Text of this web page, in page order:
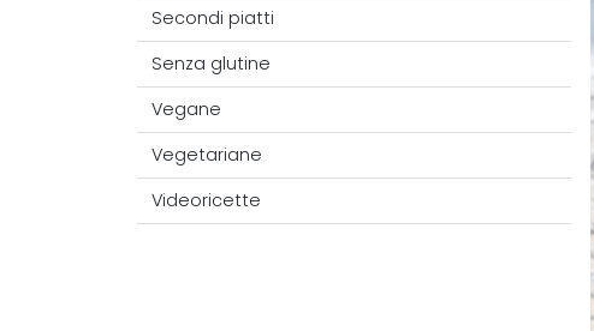
Secondi piatti
Senza glutine
Vegane
Vegetariane
Videoricette